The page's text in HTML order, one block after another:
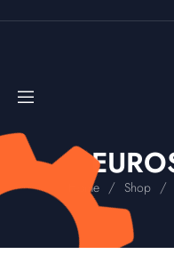
Home / Shop /